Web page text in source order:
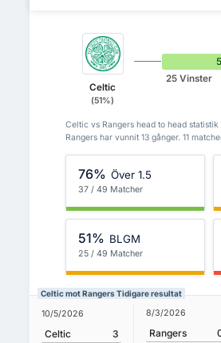
Celtic
(51%)
25 Vinster
Celtic vs Rangers head to head
Rangers har vunnit 13 gånger. 11
76% Över 1.5
37 / 49 Matcher
51% BLGM
25 / 49 Matcher
Celtic mot Rangers Tidigare resultat
10/5/2026
Celtic
3
8/3/2026
Rangers